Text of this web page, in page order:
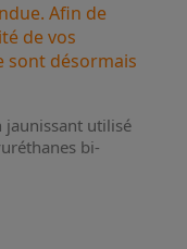
Afin de
de vos
sont désormais
jaunissant utilisé
bi-